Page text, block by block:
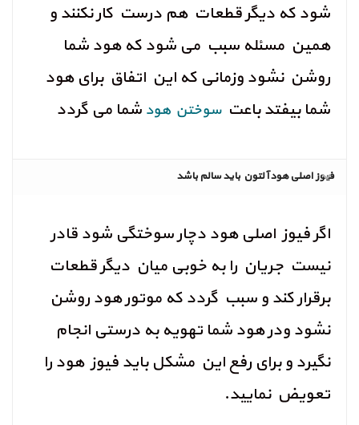
شود که دیگر قطعات هم درست کار نکنند و
همین مسئله سبب می شود که هود شما
روشن نشود وزمانی که این اتفاق برای هود
شما بیفتد باعتسوختن هود شما می گردد
فیوز اصلی هود آلتون باید سالم باشد
اگر فیوز اصلی هود دچار سوختگی شود قادر
نیست جریان را به خوبی میان دیگر قطعات
برقرار کند و سبب گردد که موتور هود روشن
نشود ودر هود شما تهویه به درستی انجام
نگیرد و برای رفع این مشکل باید فیوز هود را
تعویض نمایید.